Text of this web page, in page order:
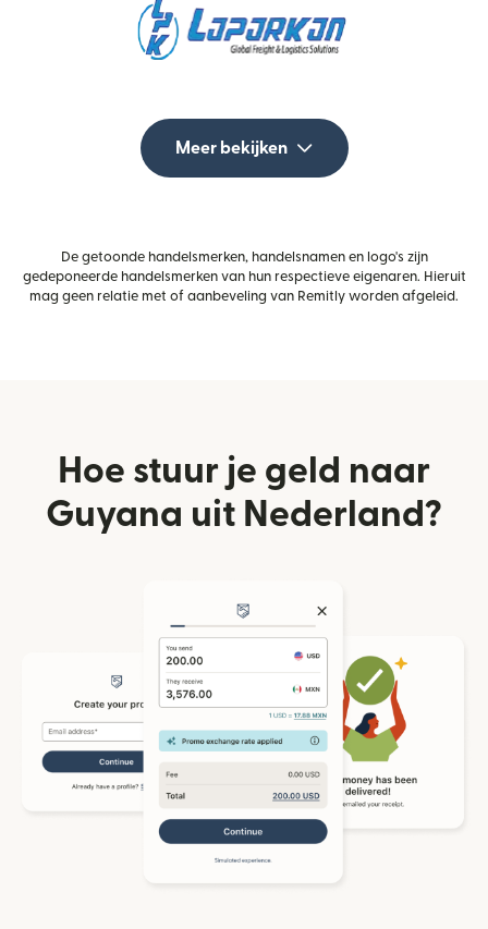
Meer bekijken
De getoonde handelsmerken, handelsnamen en logo's zijn
gedeponeerde handelsmerken van hun respectieve eigenaren. Hieruit
mag geen relatie met of aanbeveling van Remitly worden afgeleid.
Hoe stuur je geld naar
Guyana uit Nederland?